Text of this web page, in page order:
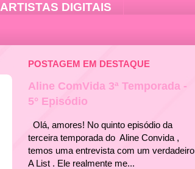
ARTISTAS DIGITAIS
POSTAGEM EM DESTAQUE
Aline ComVida 3ª Temporada -
5° Episódio
Olá, amores! No quinto episódio da
terceira temporada do Aline Convida ,
temos uma entrevista com um verdadeiro
A List . Ele realmente me...